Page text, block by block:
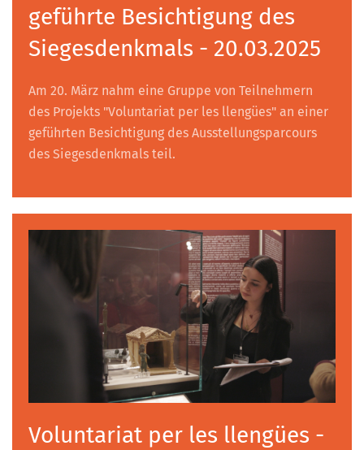
geführte Besichtigung des
Siegesdenkmals - 20.03.2025
Am 20. März nahm eine Gruppe von Teilnehmern
des Projekts "Voluntariat per les llengües" an einer
geführten Besichtigung des Ausstellungsparcours
des Siegesdenkmals teil.
Voluntariat per les llengües -